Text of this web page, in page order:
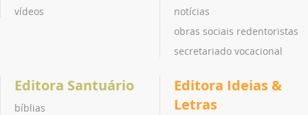
vídeos
notícias
obras sociais redentoristas
secretariado vocacional
Editora Santuário
bíblias
Editora Ideias &
Letras